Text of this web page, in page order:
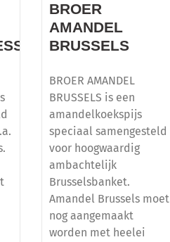
BROER
AMANDEL
BRUSSELS
BROER AMANDEL
BRUSSELS is een
amandelkoekspijs
speciaal samengesteld
voor hoogwaardig
ambachtelijk
Brusselsbanket.
Amandel Brussels moet
nog aangemaakt
worden met heelei